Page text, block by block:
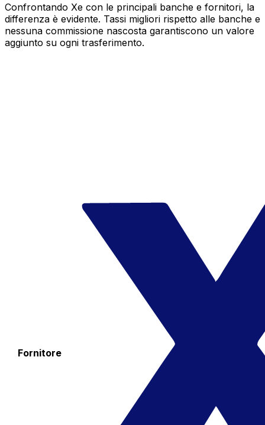
Confrontando Xe con le principali banche e fornitori, la
differenza è evidente. Tassi migliori rispetto alle banche e
nessuna commissione nascosta garantiscono un valore
aggiunto su ogni trasferimento.
Fornitore